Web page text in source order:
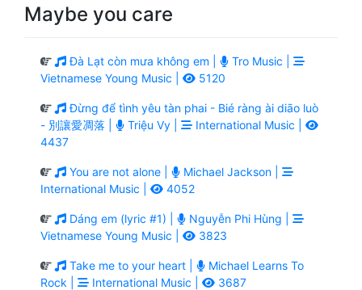
Maybe you care
Đà Lạt còn mưa không em |
Tro Music |
Vietnamese Young Music |
5120
Đừng để tình yêu tàn phai - Bié ràng ài diāo luò
- 別讓愛凋落 |
Triệu Vy |
International Music |
4437
You are not alone |
Michael Jackson |
International Music |
4052
Dáng em (lyric #1) |
Nguyễn Phi Hùng |
Vietnamese Young Music |
3823
Take me to your heart |
Michael Learns To
Rock |
International Music | 3687